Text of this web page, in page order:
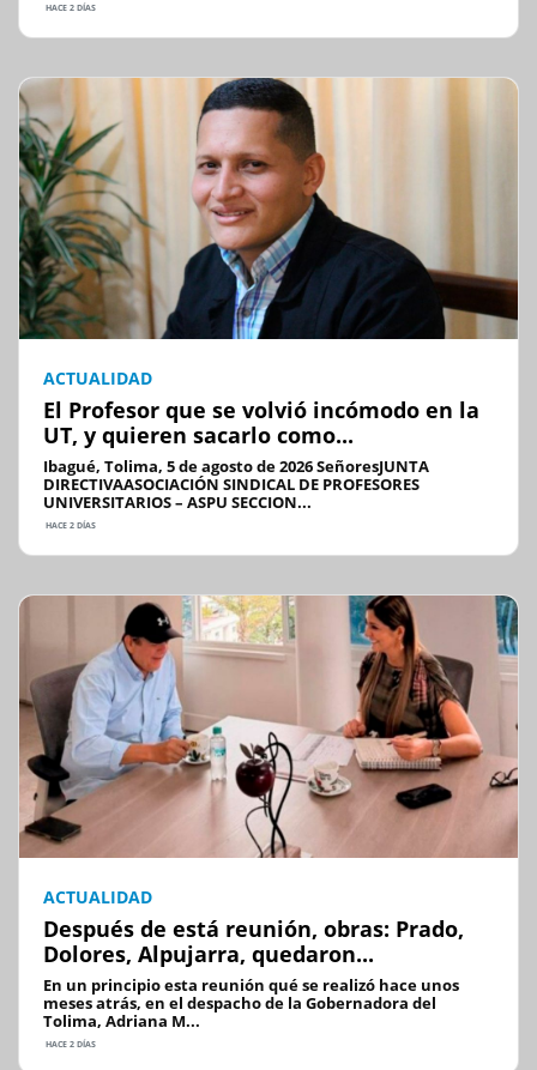
HACE 2 DÍAS
ACTUALIDAD
El Profesor que se volvió incómodo en la
UT, y quieren sacarlo como...
Ibagué, Tolima, 5 de agosto de 2026 SeñoresJUNTA
DIRECTIVAASOCIACIÓN SINDICAL DE PROFESORES
UNIVERSITARIOS – ASPU SECCION...
HACE 2 DÍAS
ACTUALIDAD
Después de está reunión, obras: Prado,
Dolores, Alpujarra, quedaron...
En un principio esta reunión qué se realizó hace unos
meses atrás, en el despacho de la Gobernadora del
Tolima, Adriana M...
HACE 2 DÍAS